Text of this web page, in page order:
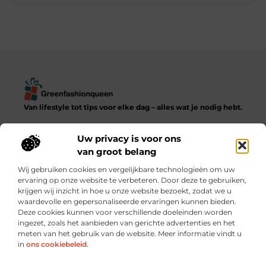
Uw privacy is voor ons
van groot belang
Wij gebruiken cookies en vergelijkbare technologieën om uw
ervaring op onze website te verbeteren. Door deze te gebruiken,
krijgen wij inzicht in hoe u onze website bezoekt, zodat we u
waardevolle en gepersonaliseerde ervaringen kunnen bieden.
Deze cookies kunnen voor verschillende doeleinden worden
ingezet, zoals het aanbieden van gerichte advertenties en het
meten van het gebruik van de website. Meer informatie vindt u
in ons cookiebeleid.
Van lifestyle tot tips voor elke dag – alles wat je nodig hebt.
Ontdek een diverse verzameling blogs en artikelen die het
dagelijks leven in al zijn facetten verkennen, van praktische
adviezen tot inspirerende verhalen.
Bericht categorie
Onze informatie